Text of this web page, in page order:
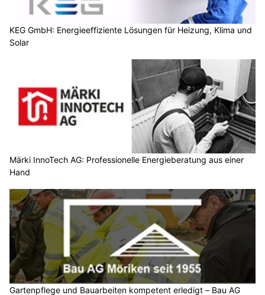
KEG GmbH: Energieeffiziente Lösungen für Heizung, Klima und
Solar
Märki InnoTech AG: Professionelle Energieberatung aus einer
Hand
Gartenpflege und Bauarbeiten kompetent erledigt – Bau AG